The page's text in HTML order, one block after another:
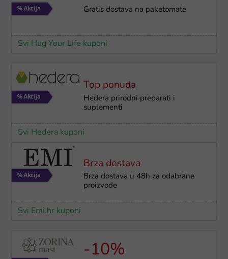
Gratis dostava na paketomate
Svi Hug Your Life kuponi
Top ponuda
Hedera prirodni preparati i
suplementi
Svi Hedera kuponi
Brza dostava
Brza dostava u 48h za odabrane
proizvode
Svi Emi.hr kuponi
-10%